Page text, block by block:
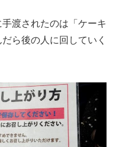
渡されたのは「ケーキ
ら後の人に回していく